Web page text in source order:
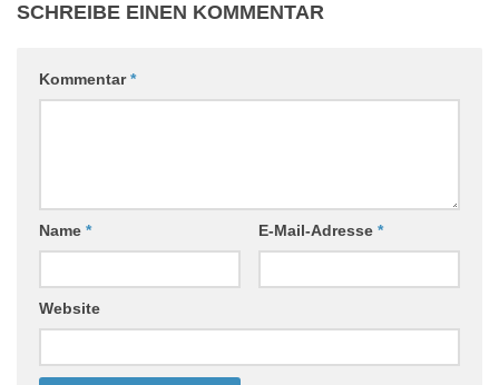
SCHREIBE EINEN KOMMENTAR
Kommentar*
Name * E-Mail-Adresse *
Website